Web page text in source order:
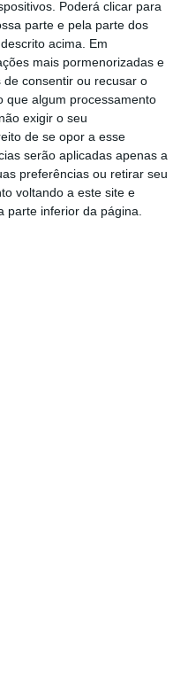
Poderá clicar para
parte e pela parte dos
acima. Em
mais pormenorizadas e
consentir ou recusar o
que algum processamento
exigir o seu
de se opor a esse
serão aplicadas apenas a
preferências ou retirar seu
voltando a este site e
parte inferior da página.
da
terá de ser
ao final de
terá sido ainda
chairman da EDP